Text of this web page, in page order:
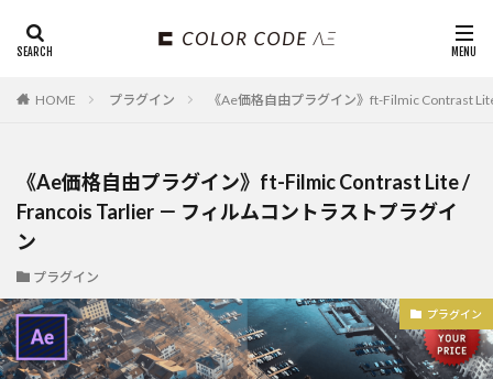
HOME プラグイン 《Ae価格自由プラグイン》ft-Filmic Contrast
《Ae価格自由プラグイン》ft-Filmic Contrast Lite /
Francois Tarlier － フィルムコントラストプラグイ
ン
プラグイン
プラグイン